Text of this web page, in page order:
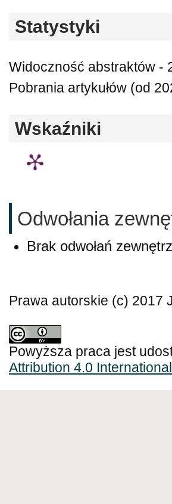
Statystyki
Widoczność abstraktów -
Pobrania artykułów (od
Wskaźniki
Odwołania
Brak odwołań
Prawa autorskie (c) 2017
Powyższa praca jest
Attribution 4.0